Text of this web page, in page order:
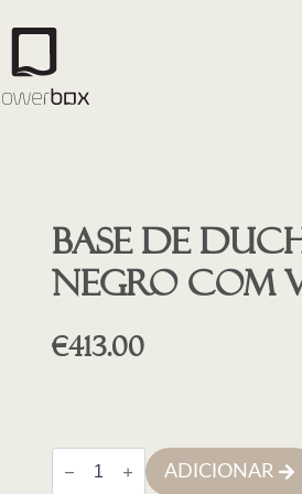
Base de
NEGRO COM
€413.00
Quantidade
de
Base
ADICIONAR